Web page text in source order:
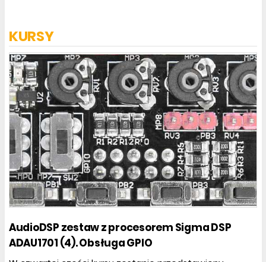
KURSY
AudioDSP zestaw z procesorem Sigma DSP
ADAU1701 (4). Obsługa GPIO